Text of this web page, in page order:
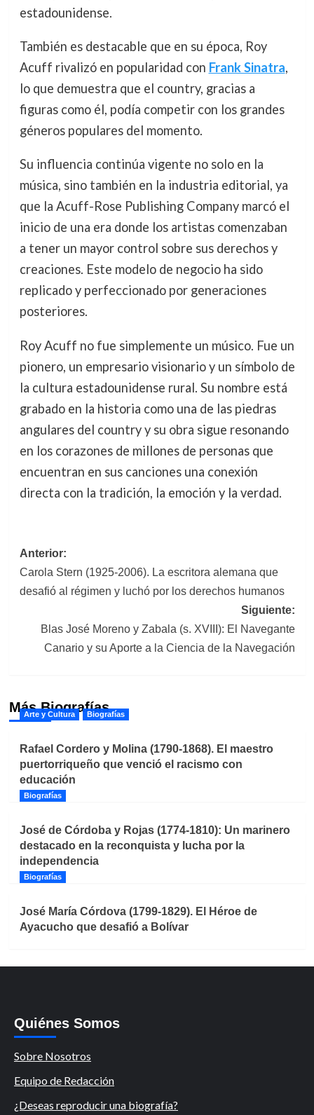
estadounidense.
También es destacable que en su época, Roy
Acuff rivalizó en popularidad con Frank Sinatra,
lo que demuestra que el country, gracias a
figuras como él, podía competir con los grandes
géneros populares del momento.
Su influencia continúa vigente no solo en la
música, sino también en la industria editorial, ya
que la Acuff-Rose Publishing Company marcó el
inicio de una era donde los artistas comenzaban
a tener un mayor control sobre sus derechos y
creaciones. Este modelo de negocio ha sido
replicado y perfeccionado por generaciones
posteriores.
Roy Acuff no fue simplemente un músico. Fue un
pionero, un empresario visionario y un símbolo de
la cultura estadounidense rural. Su nombre está
grabado en la historia como una de las piedras
angulares del country y su obra sigue resonando
en los corazones de millones de personas que
encuentran en sus canciones una conexión
directa con la tradición, la emoción y la verdad.
Navegación
de
entradas
Anterior:
Carola Stern (1925-2006). La escritora alemana que
desafió al régimen y luchó por los derechos humanos
Siguiente:
Blas José Moreno y Zabala (s. XVIII): El Navegante
Canario y su Aporte a la Ciencia de la Navegación
Más Biografías
Arte y Cultura Biografías
Rafael Cordero y Molina (1790-1868). El maestro
puertorriqueño que venció el racismo con
educación
Biografías
José de Córdoba y Rojas (1774-1810): Un marinero
destacado en la reconquista y lucha por la
independencia
Biografías
José María Córdova (1799-1829). El Héroe de
Ayacucho que desafió a Bolívar
Quiénes Somos
Sobre Nosotros
Equipo de Redacción
¿Deseas reproducir una biografía?